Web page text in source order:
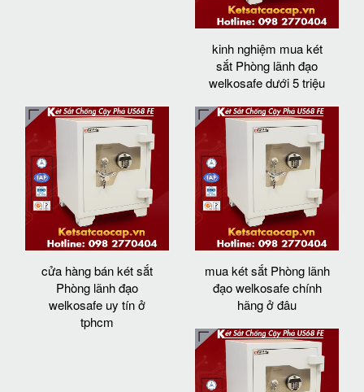
kinh nghiệm mua két
sắt Phòng lãnh đạo
welkosafe dưới 5 triệu
cửa hàng bán két sắt
Phòng lãnh đạo
welkosafe uy tín ở
tphcm
mua két sắt Phòng lãnh
đạo welkosafe chính
hãng ở đâu